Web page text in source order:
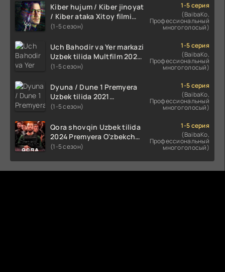
Kiber hujum / Kiber jinoyat
/ Kiber ataka Xitoy filmi
Uzbek tilida O'zbekcha
HD skachat
(1-5 сезон)
1-5 серия
(BaibaKo,
Профессиональный
многоголосый)
Uch Bahodir va Yer markazi
Uzbek tilida Multfilm 2025
tarjima HD skachat
(1-5 сезон)
1-5 серия
(BaibaKo,
Профессиональный
многоголосый)
Dyuna / Dune 1 Premyera
Uzbek tilida 2021
O'zbekcha tarjima kino HD
(1-5 сезон)
1-5 серия
(BaibaKo,
Профессиональный
многоголосый)
Qora shovqin Uzbek tilida
2024 Premyera O'zbekcha
tarjima kino HD skachat
(1-5 сезон)
1-5 серия
(BaibaKo,
Профессиональный
многоголосый)